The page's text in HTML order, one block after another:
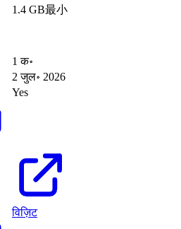
1.4 GB最小
1 क॰
2 जुल॰ 2026
Yes
विज़िट